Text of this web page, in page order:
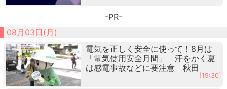
-PR-
08月03日(月)
電気を正しく安全に使って！8月は
「電気使用安全月間」 汗をかく夏
は感電事故などに要注意 秋田
[19:30]